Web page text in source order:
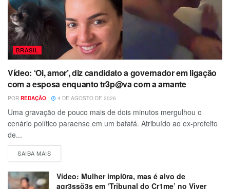
BRASIL
Vídeo: ‘Oi, amor’, diz candidato a governador em ligação
com a esposa enquanto tr3p@va com a amante
POR REDAÇÃO 4 DE AGOSTO DE 2026
Uma gravação de pouco mais de dois minutos mergulhou o
cenário político paraense em um bafafá. Atribuído ao ex-prefeito
de...
SAIBA MAIS
Vídeo: Mulher impl0ra, mas é alvo de
agr3ssõ3s em ‘Tribunal do Cr1me’ no Viver